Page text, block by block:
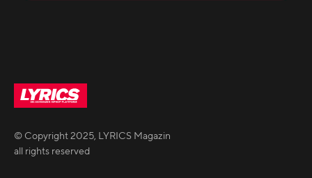
© Copyright2025, LYRICS Magazin
all rights reserved